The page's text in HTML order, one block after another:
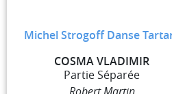
Michel Strogoff Danse
COSMA VLADIMIR
Partie Séparée
Robert Martin